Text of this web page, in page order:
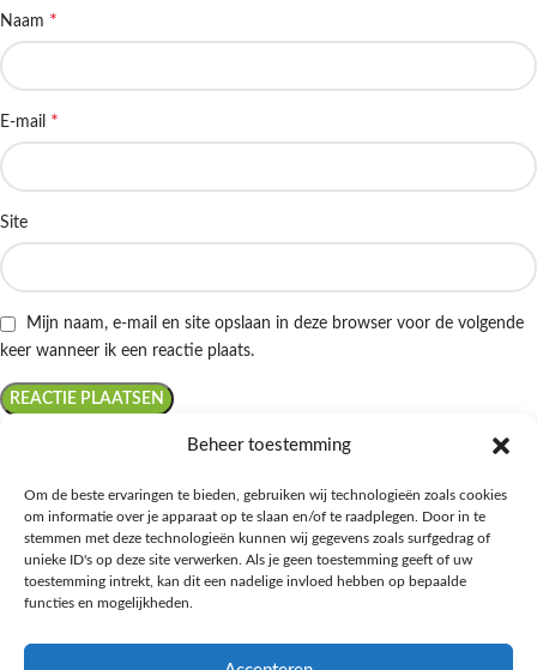
Beheer toestemming
Om de beste ervaringen te bieden, gebruiken wij technologieën zoals cookies
om informatie over je apparaat op te slaan en/of te raadplegen. Door in te
stemmen met deze technologieën kunnen wij gegevens zoals surfgedrag of
unieke ID's op deze site verwerken. Als je geen toestemming geeft of uw
toestemming intrekt, kan dit een nadelige invloed hebben op bepaalde
functies en mogelijkheden.
Naam *
E-mail *
Site
Mijn naam, e-mail en site opslaan in deze browser voor de volgende
keer wanneer ik een reactie plaats.
Ontdek de beste keto-vriendelijke keuzes van Albert Heijn, verrijk je
kennis met onze diepgaande blogs over het keto-dieet, en deel jouw
favoriete keto recepten in onze bruisende online gemeenschap!